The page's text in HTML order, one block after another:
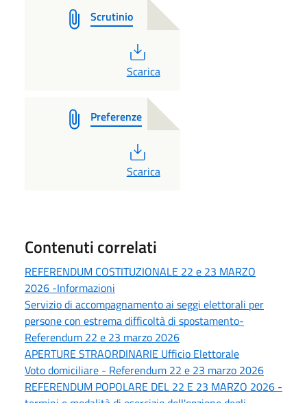
Scrutinio
PDF
Scarica
Preferenze
PDF
Scarica
Contenuti correlati
REFERENDUM COSTITUZIONALE 22 e 23 MARZO
2026 -Informazioni
Servizio di accompagnamento ai seggi elettorali per
persone con estrema difficoltà di spostamento-
Referendum 22 e 23 marzo 2026
APERTURE STRAORDINARIE Ufficio Elettorale
Voto domiciliare - Referendum 22 e 23 marzo 2026
REFERENDUM POPOLARE DEL 22 E 23 MARZO 2026 -